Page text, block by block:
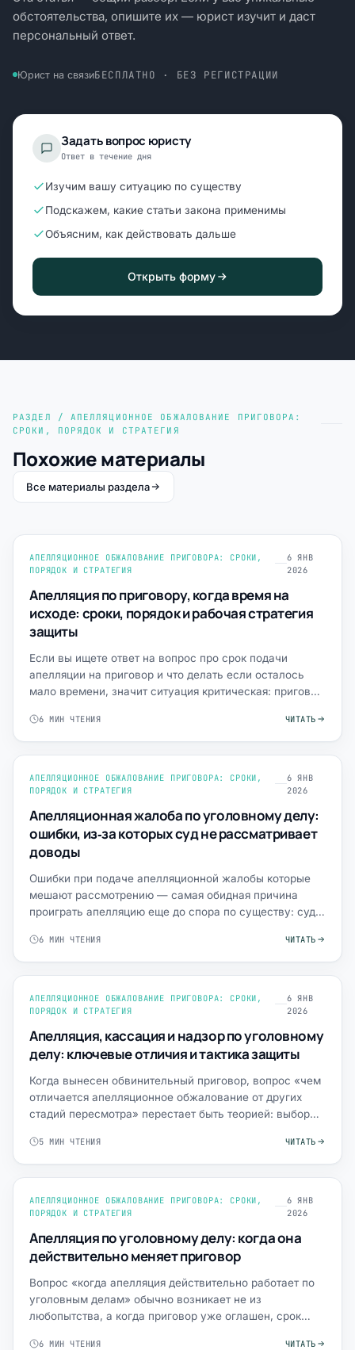
обстоятельства, опишите их — юрист изучит и даст
персональный ответ.
Юрист на связиБЕСПЛАТНО · БЕЗ РЕГИСТРАЦИИ
Задать вопрос юристу
Ответ в течение дня
Изучим вашу ситуацию по существу
Подскажем, какие статьи закона применимы
Объясним, как действовать дальше
Открыть форму
РАЗДЕЛ / АПЕЛЛЯЦИОННОЕ ОБЖАЛОВАНИЕ ПРИГОВОРА:
СРОКИ, ПОРЯДОК И СТРАТЕГИЯ
Похожие материалы
Все материалы раздела
АПЕЛЛЯЦИОННОЕ ОБЖАЛОВАНИЕ ПРИГОВОРА: СРОКИ,
ПОРЯДОК И СТРАТЕГИЯ
6 ЯНВ
2026
Апелляция по приговору, когда время на
исходе: сроки, порядок и рабочая стратегия
защиты
Если вы ищете ответ на вопрос про срок подачи
апелляции на приговор и что делать если осталось
мало времени, значит ситуация критическая: приговор
6 МИН ЧТЕНИЯ ЧИТАТЬ
АПЕЛЛЯЦИОННОЕ ОБЖАЛОВАНИЕ ПРИГОВОРА: СРОКИ,
ПОРЯДОК И СТРАТЕГИЯ
6 ЯНВ
2026
Апелляционная жалоба по уголовному делу:
ошибки, из‑за которых суд не рассматривает
доводы
Ошибки при подаче апелляционной жалобы которые
мешают рассмотрению — самая обидная причина
проиграть апелляцию еще до спора по существу: суд
6 МИН ЧТЕНИЯ ЧИТАТЬ
АПЕЛЛЯЦИОННОЕ ОБЖАЛОВАНИЕ ПРИГОВОРА: СРОКИ,
ПОРЯДОК И СТРАТЕГИЯ
6 ЯНВ
2026
Апелляция, кассация и надзор по уголовному
делу: ключевые отличия и тактика защиты
Когда вынесен обвинительный приговор, вопрос «чем
отличается апелляционное обжалование от других
стадий пересмотра» перестает быть теорией: выбор
5 МИН ЧТЕНИЯ ЧИТАТЬ
АПЕЛЛЯЦИОННОЕ ОБЖАЛОВАНИЕ ПРИГОВОРА: СРОКИ,
ПОРЯДОК И СТРАТЕГИЯ
6 ЯНВ
2026
Апелляция по уголовному делу: когда она
действительно меняет приговор
Вопрос «когда апелляция действительно работает по
уголовным делам» обычно возникает не из
любопытства, а когда приговор уже оглашен, срок
6 МИН ЧТЕНИЯ ЧИТАТЬ